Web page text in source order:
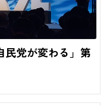
民党が変わる」第